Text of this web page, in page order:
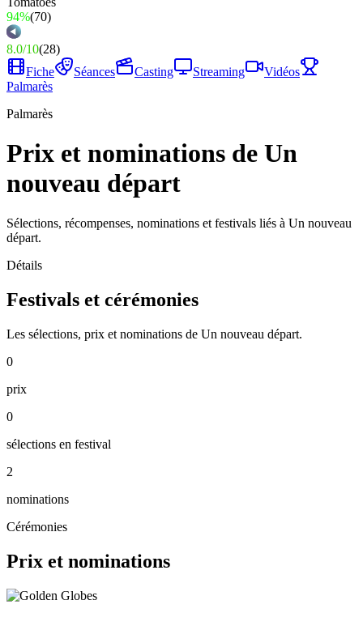
94%(70)
8.0/10(28)
Fiche
Séances Casting Streaming
Vidéos
Palmarès
Palmarès
Prix et nominations de Un
nouveau départ
Sélections, récompenses, nominations et festivals liés à Un nouveau
départ.
Détails
Festivals et cérémonies
Les sélections, prix et nominations de Un nouveau départ.
0
prix
0
sélections en festival
2
nominations
Cérémonies
Prix et nominations